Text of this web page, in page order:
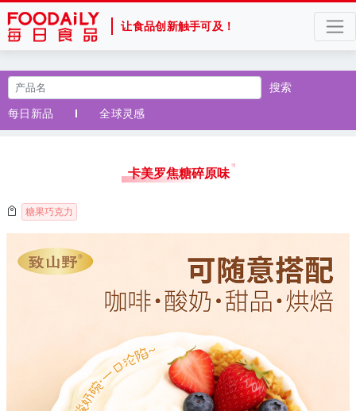
让食品创新触手可及！
搜索
每日新品
全球灵感
卡美罗焦糖碎原味
糖果巧克力